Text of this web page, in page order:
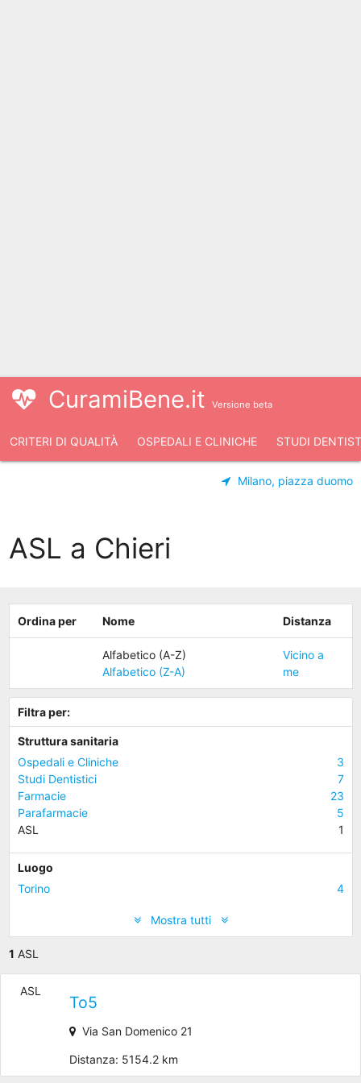
CuramiBene.it Versione beta
CRITERI DI QUALITÀ OSPEDALI E CLINICHE STUDI
Milano, piazza duomo
ASL a Chieri
Ordina per Nome Distanza
Alfabetico (A-Z)
Alfabetico (Z-A)
Vicino a
me
Filtra per:
Struttura sanitaria
Ospedali e Cliniche
3
Studi Dentistici
7
Farmacie
23
Parafarmacie
5
ASL
1
Luogo
Torino
4
Mostra tutti
1 ASL
ASL
To5
Via San Domenico 21
Distanza: 5154.2 km